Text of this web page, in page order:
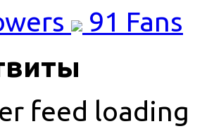
91 Fans
feed loading